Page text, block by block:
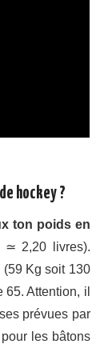
hockey ?
ton poids en
≃ 2,20 livres).
Kg soit 130
65. Attention, il
prévues par
les bâtons